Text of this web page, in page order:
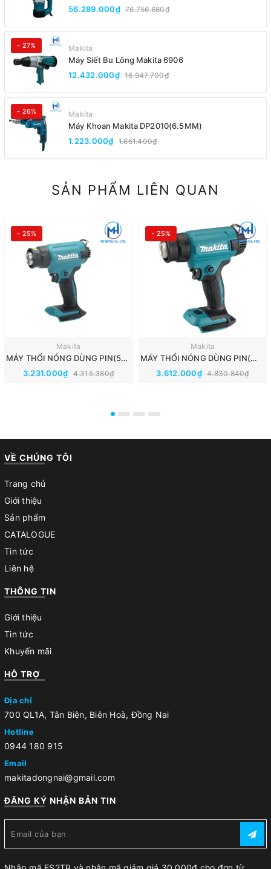
56.289.000₫ 76.756.680₫
- 27% Makita
Máy Siết Bu Lông Makita 6906
12.432.000₫ 16.947.700₫
- 26% Makita
Máy Khoan Makita DP2010(6.5MM)
1.223.000₫ 1.661.400₫
SẢN PHẨM LIÊN QUAN
- 25%
Makita
MÁY THỔI NÓNG DÙNG PIN(550℃)(18V) MAKITA DHG180ZK
3.231.000₫ 4.315.380₫
- 25%
Makita
MÁY THỔI NÓNG DÙNG PIN(～550℃)(18V) MAKITA DHG181ZK
3.612.000₫ 4.830.840₫
VỀ CHÚNG TÔI
Trang chủ
Giới thiệu
Sản phẩm
CATALOGUE
Tin tức
Liên hệ
THÔNG TIN
Giới thiệu
Tin tức
Khuyến mãi
HỖ TRỢ
Địa chỉ
700 QL1A, Tân Biên, Biên Hoà, Đồng Nai
Hotline
0944 180 915
Email
makitadongnai@gmail.com
ĐĂNG KÝ NHẬN BẢN TIN